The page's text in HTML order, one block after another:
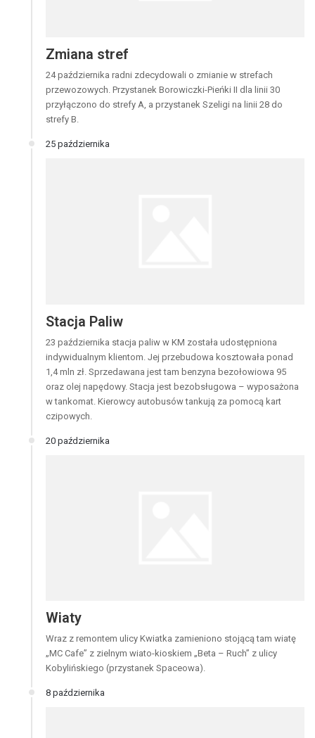
Zmiana stref
24 października radni zdecydowali o zmianie w strefach
przewozowych. Przystanek Borowiczki-Pieńki II dla linii 30
przyłączono do strefy A, a przystanek Szeligi na linii 28 do
strefy B.
25 października
Stacja Paliw
23 października stacja paliw w KM została udostępniona
indywidualnym klientom. Jej przebudowa kosztowała ponad
1,4 mln zł. Sprzedawana jest tam benzyna bezołowiowa 95
oraz olej napędowy. Stacja jest bezobsługowa – wyposażona
w tankomat. Kierowcy autobusów tankują za pomocą kart
czipowych.
20 października
Wiaty
Wraz z remontem ulicy Kwiatka zamieniono stojącą tam wiatę
„MC Cafe” z zielnym wiato-kioskiem „Beta – Ruch” z ulicy
Kobylińskiego (przystanek Spaceowa).
8 października